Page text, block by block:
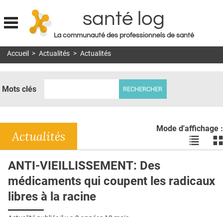
Jump to navigation
santé log
La communauté des professionnels de santé
MON COMPTE
DOSSIERS
RÉSEAUX
E-REVUE SAD
THÉMA
L'APP
Accueil > Actualités > Actualités
Mots clés
Mode d'affichage :
Voir
les
liste
les
Actualités
ANTI-VIEILLISSEMENT: Des
médicaments qui coupent les radicaux
libres à la racine